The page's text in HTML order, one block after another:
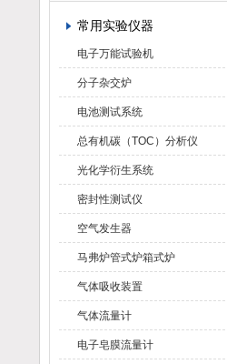
常用实验仪器
电子万能试验机
分子杂交炉
电池测试系统
总有机碳（TOC）分析仪
光化学衍生系统
密封性测试仪
空气发生器
马弗炉管式炉箱式炉
气体吸收装置
气体流量计
电子皂膜流量计